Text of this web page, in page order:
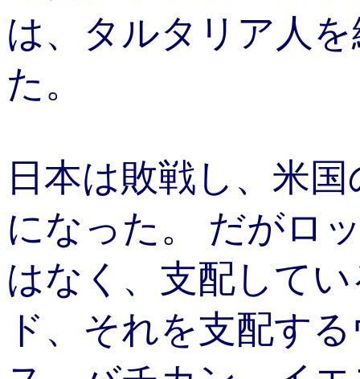
は、タルタリア人
た。
日本は敗戦し、米
になった。 だがロ
はなく、支配して
ド、それを支配す